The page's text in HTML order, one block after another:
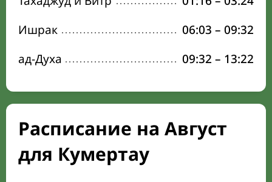
Ишрак
06:03 – 09:32
ад-Духа
09:32 – 13:22
Расписание на Август
для Кумертау